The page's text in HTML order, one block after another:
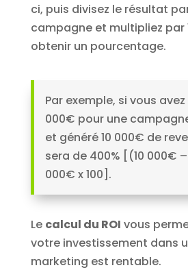
ci, puis divisez le résultat
campagne et multipliez par
obtenir un pourcentage.
Par exemple, si vous
000€ pour une
et généré 10 000€ de
sera de 400% [(10 000€
000€ x 100].
Le calcul du ROI vous
votre investissement dans
marketing est rentable.